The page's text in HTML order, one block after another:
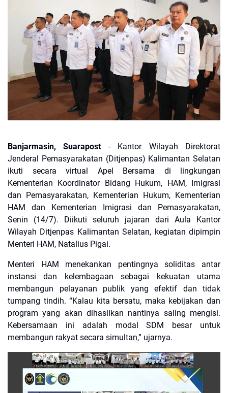
Banjarmasin, Suarapost- Kantor Wilayah Direktorat
Jenderal Pemasyarakatan (Ditjenpas) Kalimantan Selatan
ikuti secara virtual Apel Bersama di lingkungan
Kementerian Koordinator Bidang Hukum, HAM, Imigrasi
dan Pemasyarakatan, Kementerian Hukum, Kementerian
HAM dan Kementerian Imigrasi dan Pemasyarakatan,
Senin (14/7). Diikuti seluruh jajaran dari Aula Kantor
Wilayah Ditjenpas Kalimantan Selatan, kegiatan dipimpin
Menteri HAM, Natalius Pigai.
Menteri HAM menekankan pentingnya soliditas antar
instansi dan kelembagaan sebagai kekuatan utama
membangun pelayanan publik yang efektif dan tidak
tumpang tindih. “Kalau kita bersatu, maka kebijakan dan
program yang akan dihasilkan nantinya saling mengisi.
Kebersamaan ini adalah modal SDM besar untuk
membangun rakyat secara simultan,” ujarnya.